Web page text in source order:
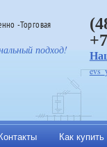
-Торговая
подход!
Контакты Как купить